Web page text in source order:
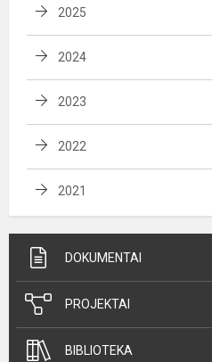
2025
2024
2023
2022
2021
DOKUMENTAI
PROJEKTAI
BIBLIOTEKA